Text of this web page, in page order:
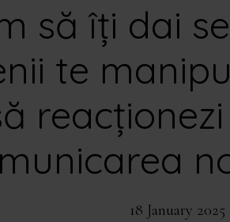
să îți dai
te
18 January 2025